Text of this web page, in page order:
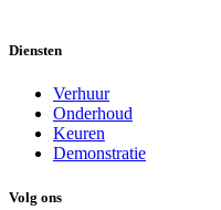
Diensten
Verhuur
Onderhoud
Keuren
Demonstratie
Volg ons